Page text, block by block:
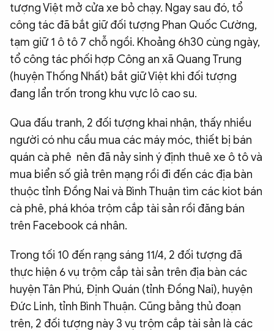
tượng Việt mở cửa xe bỏ chạy. Ngay sau đó, tổ
công tác đã bắt giữ đối tượng Phan Quốc Cường,
tạm giữ 1 ô tô 7 chỗ ngồi. Khoảng 6h30 cùng ngày,
tổ công tác phối hợp Công an xã Quang Trung
(huyện Thống Nhất) bắt giữ Việt khi đối tượng
đang lẩn trốn trong khu vực lô cao su.
Qua đấu tranh, 2 đối tượng khai nhận, thấy nhiều
người có nhu cầu mua các máy móc, thiết bị bán
quán cà phê nên đã nảy sinh ý định thuê xe ô tô và
mua biển số giả trên mạng rồi đi đến các địa bàn
thuộc tỉnh Đồng Nai và Bình Thuận tìm các kiot bán
cà phê, phá khóa trộm cắp tài sản rồi đăng bán
trên Facebook cá nhân.
Trong tối 10 đến rạng sáng 11/4, 2 đối tượng đã
thực hiện 6 vụ trộm cắp tài sản trên địa bàn các
huyện Tân Phú, Định Quán (tỉnh Đồng Nai), huyện
Đức Linh, tỉnh Bình Thuận. Cũng bằng thủ đoạn
trên, 2 đối tượng này 3 vụ trộm cắp tài sản là các